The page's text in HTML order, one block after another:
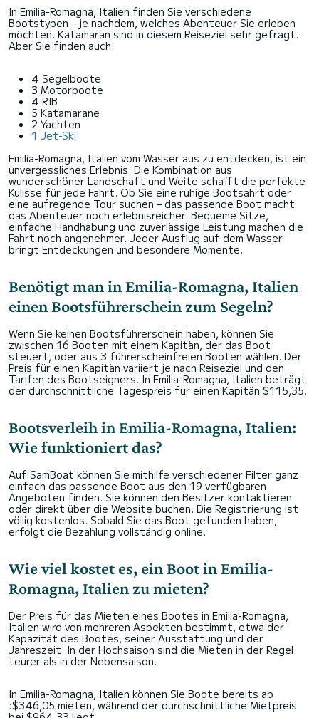
In Emilia-Romagna, Italien finden Sie verschiedene
Bootstypen – je nachdem, welches Abenteuer Sie erleben
möchten. Katamaran sind in diesem Reiseziel sehr gefragt.
Aber Sie finden auch:
4 Segelboote
3 Motorboote
4 RIB
5 Katamarane
2 Yachten
1 Jet-Ski
Emilia-Romagna, Italien vom Wasser aus zu entdecken, ist ein
unvergessliches Erlebnis. Die Kombination aus
wunderschöner Landschaft und Weite schafft die perfekte
Kulisse für jede Fahrt. Ob Sie eine ruhige Bootsahrt oder
eine aufregende Tour suchen – das passende Boot macht
das Abenteuer noch erlebnisreicher. Bequeme Sitze,
einfache Handhabung und zuverlässige Leistung machen die
Fahrt noch angenehmer. Jeder Ausflug auf dem Wasser
bringt Entdeckungen und besondere Momente.
Benötigt man in Emilia-Romagna, Italien
einen Bootsführerschein zum Segeln?
Wenn Sie keinen Bootsführerschein haben, können Sie
zwischen 16 Booten mit einem Kapitän, der das Boot
steuert, oder aus 3 führerscheinfreien Booten wählen. Der
Preis für einen Kapitän variiert je nach Reiseziel und den
Tarifen des Bootseigners. In Emilia-Romagna, Italien beträgt
der durchschnittliche Tagespreis für einen Kapitän $115,35.
Bootsverleih in Emilia-Romagna, Italien:
Wie funktioniert das?
Auf SamBoat können Sie mithilfe verschiedener Filter ganz
einfach das passende Boot aus den 19 verfügbaren
Angeboten finden. Sie können den Besitzer kontaktieren
oder direkt über die Website buchen. Die Registrierung ist
völlig kostenlos. Sobald Sie das Boot gefunden haben,
erfolgt die Bezahlung vollständig online.
Wie viel kostet es, ein Boot in Emilia-
Romagna, Italien zu mieten?
Der Preis für das Mieten eines Bootes in Emilia-Romagna,
Italien wird von mehreren Aspekten bestimmt, etwa der
Kapazität des Bootes, seiner Ausstattung und der
Jahreszeit. In der Hochsaison sind die Mieten in der Regel
teurer als in der Nebensaison.
In Emilia-Romagna, Italien können Sie Boote bereits ab
:$346,05 mieten, während der durchschnittliche Mietpreis